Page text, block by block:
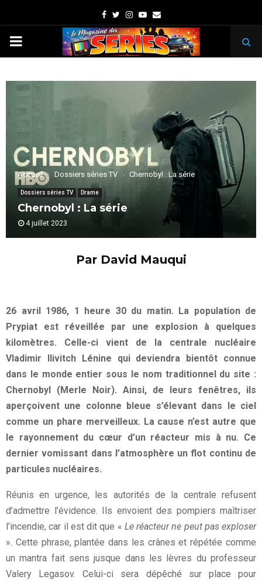
Facebook
TwitterInstagram
Youtube
Email
PRIMARY
Accueil Dossiers séries TV Chernobyl : La série
Dossiers séries TV Drame
Chernobyl : La série
4 juillet 2023
Par David Mauqui
26 avril 1986, 1 heure 30 du matin. La population de
Prypiat est réveillée par une explosion à quelques
kilomètres. Celle-ci vient de la centrale nucléaire
Vladimir Ilivitch Lénine qui deviendra bientôt connue
dans le monde entier sous le nom traditionnel du site :
Chernobyl (Merle Noir). Ainsi, de leurs fenêtres, ils
aperçoivent une colonne bleue s’élevant dans le ciel
comme un phare merveilleux. La cause n’est autre que
le rayonnement du cœur d’un réacteur mis à nu. Ce
dernier vomissant dans l’atmosphère un flot continu de
particules nucléaires.
Réunis en urgence, les autorités de la centrale refusent
d’admettre l’évidence. Ils envoient des pompiers maîtriser
l’incendie, car il est dit que « Le réacteur ne peut pas exploser
». Cette phrase, plantée dans les crânes et répétée comme
un mantra fait sens jusque dans les lèvres du professeur
Valery Legasov. Celui-ci sera dépêché sur place pour